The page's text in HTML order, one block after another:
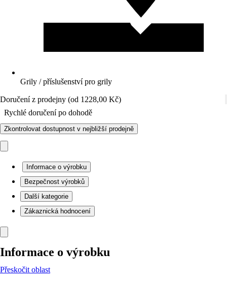
Grily / příslušenství pro grily
Doručení z prodejny (od 1228,00 Kč)
Rychlé doručení po dohodě
Zkontrolovat dostupnost v nejbližší prodejně
Informace o výrobku
Bezpečnost výrobků
Další kategorie
Zákaznická hodnocení
Informace o výrobku
Přeskočit oblast